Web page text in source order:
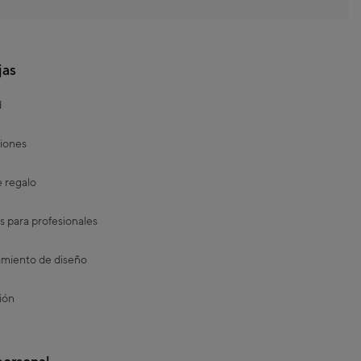
regalo
para profesionales
de diseño